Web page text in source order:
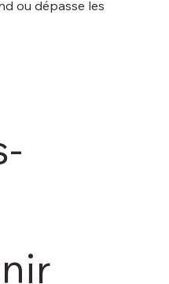
ou dépasse les